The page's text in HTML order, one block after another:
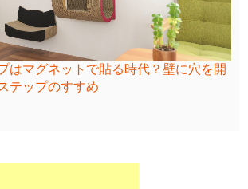
はマグネットで貼る時代？壁に穴を開
テップのすすめ